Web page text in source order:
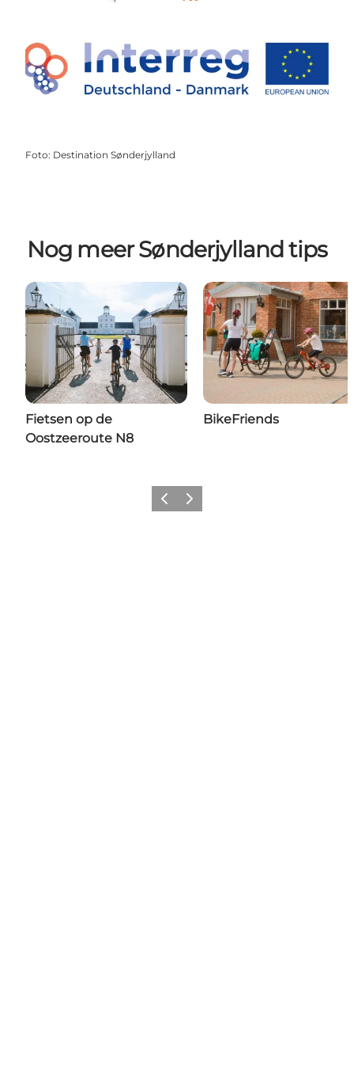
Foto: Destination Sønderjylland
Nog meer Sønderjylland tips
Fietsen op de
Oostzeeroute N8
BikeFriends
Vorige Volgende